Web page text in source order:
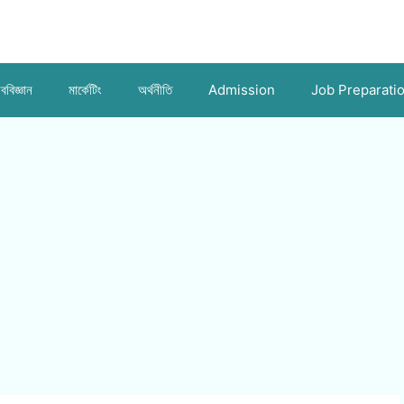
মার্কেটিং অর্থনীতি Admission Job